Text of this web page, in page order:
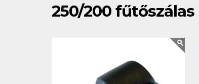
250/200 fűtőszálas